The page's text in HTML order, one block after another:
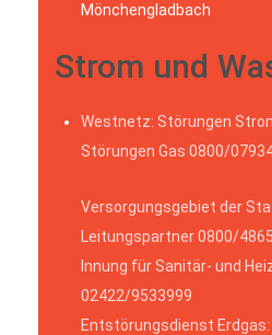
Mönchengladbach
Strom und
Westnetz: Störungen
Störungen Gas 0800/
Versorgungsgebiet der
Leitungspartner 0800/
Innung für Sanitär- und
02422/9533999
Entstörungsdienst